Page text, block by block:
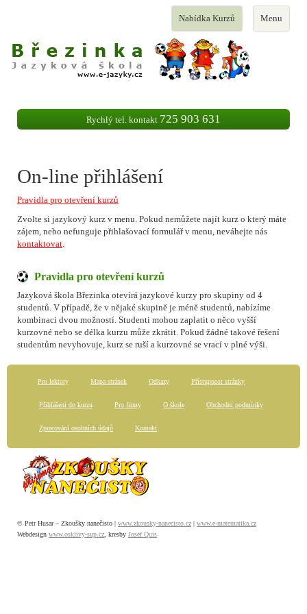
Toggle
navigation
Menu
Toggle
navigation
Nabídka Kurzů
Rychlý tel. kontakt 725 903 631
On-line přihlášení
Pravidla pro otevření kurzů
Zvolte si jazykový kurz v menu. Pokud nemůžete najít kurz o který máte
zájem, nebo nefunguje přihlašovací formulář v menu, neváhejte nás
kontaktovat.
Pravidla pro otevření kurzů
Jazyková škola Březinka otevírá jazykové kurzy pro skupiny od 4
studentů. V případě, že v nějaké skupině je méně studentů, nabízíme
kombinaci dvou možností. Studenti mohou zaplatit o něco vyšší
kurzovné nebo se délka kurzu může zkrátit. Pokud žádné takové řešení
studentům nevyhovuje, kurz se ruší a kurzovné se vrací v plné výši.
Pro lektory Mapa stránek Odkazy Přístupnost stránky
Přihlášení do kurzu Pro firmy O škole Obchodní podmínky
Zpracování osobních údajů Kontakt
© Petr Husar – Zkoušky nanečisto | www.zkousky-nanecisto.cz | www.e-matematika.cz
Webdesign www.osklivy-sup.cz , kresby Josef Quis